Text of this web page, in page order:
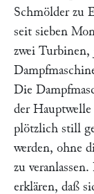
Schmölderzu
seit sieben
zwei Turbinen,
Die
der
plötzlich still
werden, ohne
zu
erklären, daß